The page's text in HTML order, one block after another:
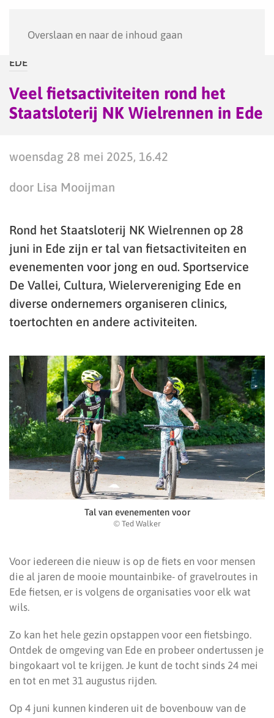
Overslaan en naar de inhoud gaan
EDE
Veel fietsactiviteiten rond het
Staatsloterij NK Wielrennen in Ede
woensdag 28 mei 2025, 16.42
door Lisa Mooijman
Rond het Staatsloterij NK Wielrennen op 28
juni in Ede zijn er tal van fietsactiviteiten en
evenementen voor jong en oud. Sportservice
De Vallei, Cultura, Wielervereniging Ede en
diverse ondernemers organiseren clinics,
toertochten en andere activiteiten.
Tal van evenementen voor
© Ted Walker
Voor iedereen die nieuw is op de fiets en voor mensen
die al jaren de mooie mountainbike- of gravelroutes in
Ede fietsen, er is volgens de organisaties voor elk wat
wils.
Zo kan het hele gezin opstappen voor een fietsbingo.
Ontdek de omgeving van Ede en probeer ondertussen je
bingokaart vol te krijgen. Je kunt de tocht sinds 24 mei
en tot en met 31 augustus rijden.
Op 4 juni kunnen kinderen uit de bovenbouw van de